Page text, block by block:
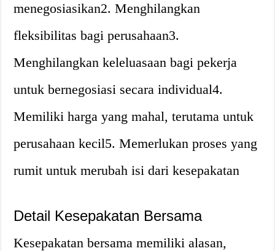
menegosiasikan2. Menghilangkan
fleksibilitas bagi perusahaan3.
Menghilangkan keleluasaan bagi pekerja
untuk bernegosiasi secara individual4.
Memiliki harga yang mahal, terutama untuk
perusahaan kecil5. Memerlukan proses yang
rumit untuk merubah isi dari kesepakatan
Detail Kesepakatan Bersama
Kesepakatan bersama memiliki alasan,